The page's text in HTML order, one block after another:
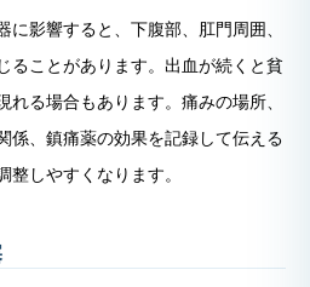
影響すると、下腹部、肛門周囲、
ることがあります。出血が続くと貧
れる場合もあります。痛みの場所、
係、鎮痛薬の効果を記録して伝える
整しやすくなります。